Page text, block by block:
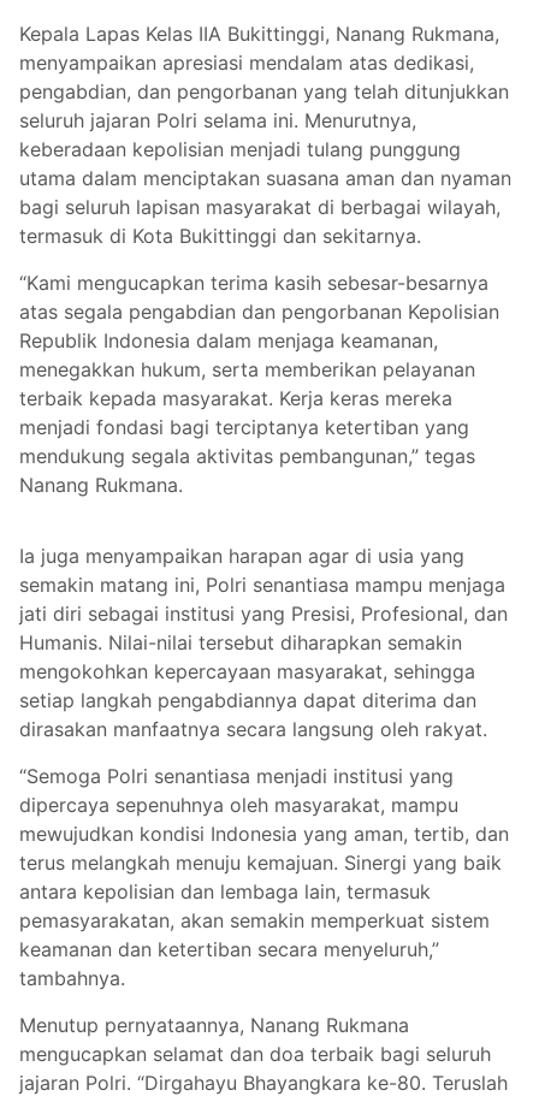
Kepala Lapas Kelas IIA Bukittinggi, Nanang Rukmana,
menyampaikan apresiasi mendalam atas dedikasi,
pengabdian, dan pengorbanan yang telah ditunjukkan
seluruh jajaran Polri selama ini. Menurutnya,
keberadaan kepolisian menjadi tulang punggung
utama dalam menciptakan suasana aman dan nyaman
bagi seluruh lapisan masyarakat di berbagai wilayah,
termasuk di Kota Bukittinggi dan sekitarnya.
“Kami mengucapkan terima kasih sebesar-besarnya
atas segala pengabdian dan pengorbanan Kepolisian
Republik Indonesia dalam menjaga keamanan,
menegakkan hukum, serta memberikan pelayanan
terbaik kepada masyarakat. Kerja keras mereka
menjadi fondasi bagi terciptanya ketertiban yang
mendukung segala aktivitas pembangunan,” tegas
Nanang Rukmana.
Ia juga menyampaikan harapan agar di usia yang
semakin matang ini, Polri senantiasa mampu menjaga
jati diri sebagai institusi yang Presisi, Profesional, dan
Humanis. Nilai-nilai tersebut diharapkan semakin
mengokohkan kepercayaan masyarakat, sehingga
setiap langkah pengabdiannya dapat diterima dan
dirasakan manfaatnya secara langsung oleh rakyat.
“Semoga Polri senantiasa menjadi institusi yang
dipercaya sepenuhnya oleh masyarakat, mampu
mewujudkan kondisi Indonesia yang aman, tertib, dan
terus melangkah menuju kemajuan. Sinergi yang baik
antara kepolisian dan lembaga lain, termasuk
pemasyarakatan, akan semakin memperkuat sistem
keamanan dan ketertiban secara menyeluruh,”
tambahnya.
Menutup pernyataannya, Nanang Rukmana
mengucapkan selamat dan doa terbaik bagi seluruh
jajaran Polri. “Dirgahayu Bhayangkara ke-80. Teruslah